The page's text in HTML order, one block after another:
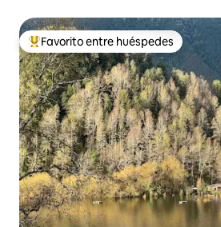
Favorito entre huéspedes preferido
Favorito entre huéspedes